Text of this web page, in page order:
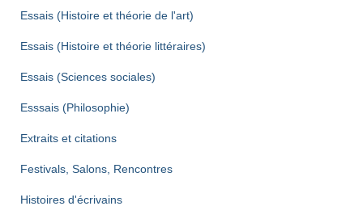
Essais (Histoire et théorie de l'art)
Essais (Histoire et théorie littéraires)
Essais (Sciences sociales)
Esssais (Philosophie)
Extraits et citations
Festivals, Salons, Rencontres
Histoires d'écrivains